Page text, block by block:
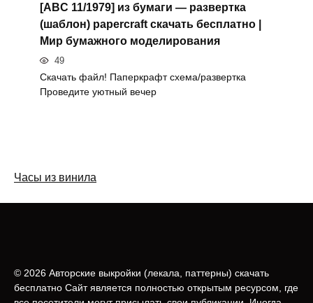
[ABC 11/1979] из бумаги — развертка
(шаблон) papercraft скачать бесплатно |
Мир бумажного моделирования
49
Скачать файл! Паперкрафт схема/развертка
Проведите уютный вечер
Часы из винила
© 2026 Авторские выкройки (лeкала, паттерны) скачать
бесплатно Сайт является полностью открытым ресурсом, где